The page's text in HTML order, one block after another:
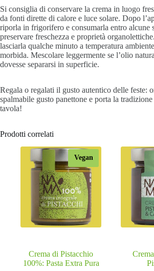
Si consiglia di conservare la crema in luogo
da fonti dirette di calore e luce solare. Dopo
riporla in frigorifero e consumarla entro alcune
preservare freschezza e proprietà
lasciarla qualche minuto a temperatura
morbida. Mescolare leggermente se l’olio
dovesse separarsi in superficie.
Regala o regalati il gusto autentico delle feste:
spalmabile gusto panettone e porta la
tavola!
Prodotti correlati
Vegan
Crema di Pistacchio
100%: Pasta Extra Pura